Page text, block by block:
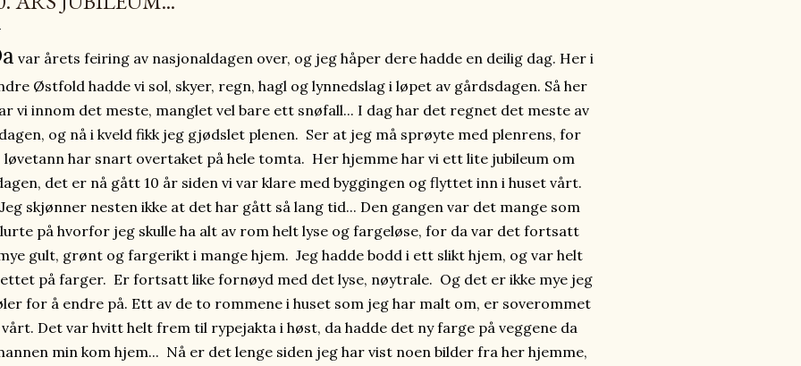
var årets feiring av nasjonaldagen over, og jeg håper dere hadde en deilig dag. Her i
Østfold hadde vi sol, skyer, regn, hagl og lynnedslag i løpet av gårdsdagen. Så her
vi innom det meste, manglet vel bare ett snøfall... I dag har det regnet det meste av
og nå i kveld fikk jeg gjødslet plenen. Ser at jeg må sprøyte med plenrens, for
løvetann har snart overtaket på hele tomta. Her hjemme har vi ett lite jubileum om
det er nå gått 10 år siden vi var klare med byggingen og flyttet inn i huset vårt.
Jeg skjønner nesten ikke at det har gått så lang tid... Den gangen var det mange som
lurte på hvorfor jeg skulle ha alt av rom helt lyse og fargeløse, for da var det fortsatt
gult, grønt og fargerikt i mange hjem. Jeg hadde bodd i ett slikt hjem, og var helt
på farger. Er fortsatt like fornøyd med det lyse, nøytrale. Og det er ikke mye jeg
for å endre på. Ett av de to rommene i huset som jeg har malt om, er soverommet
vårt. Det var hvitt helt frem til rypejakta i høst, da hadde det ny farge på veggene da
min kom hjem... Nå er det lenge siden jeg har vist noen bilder fra her hjemme,